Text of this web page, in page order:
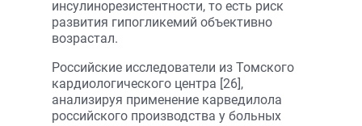
инсулинорезистентности, то есть риск
развития гипогликемий объективно
возрастал.
Российские исследователи из Томского
кардиологического центра [26],
анализируя применение карведилола
российского производства у больных